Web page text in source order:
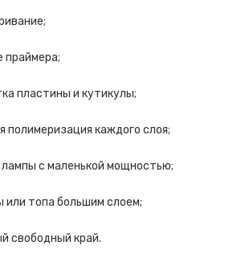
праймера;
пластины и кутикулы;
полимеризация каждого слоя;
с маленькой мощностью;
или топа большим слоем;
свободный край.